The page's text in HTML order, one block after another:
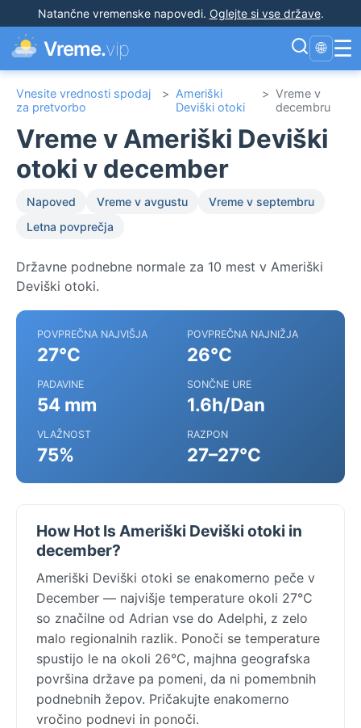
Natančne vremenske napovedi. Oglejte si vse države.
Vreme.vip 🌐 ☰
Vnesite vrednosti spodaj
za pretvorbo
> Ameriški
Deviški otoki
> Vreme v
decembru
Vreme v Ameriški Deviški
otoki v december
Napoved Vreme v avgustu
Vreme v septembru
Letna povprečja
Državne podnebne normale za 10 mest v Ameriški
Deviški otoki.
POVPREČNA NAJVIŠJA
27°C
POVPREČNA NAJNIŽJA
26°C
PADAVINE
54 mm
SONČNE URE
1.6h/Dan
VLAŽNOST
75%
RAZPON
27–27°C
How Hot Is Ameriški Deviški otoki in
december?
Ameriški Deviški otoki se enakomerno peče v
December — najvišje temperature okoli 27°C
so značilne od Adrian vse do Adelphi, z zelo
malo regionalnih razlik. Ponoči se temperature
spustijo le na okoli 26°C, majhna geografska
površina države pa pomeni, da ni pomembnih
podnebnih žepov. Pričakujte enakomerno
vročino podnevi in ponoči.